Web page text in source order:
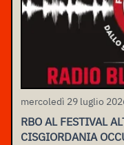
mercoledì 29 luglio
RBO AL FESTIVAL
CISGIORDANIA